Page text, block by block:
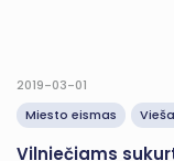
2019-03-01
Miesto eismas
Vilniečiams